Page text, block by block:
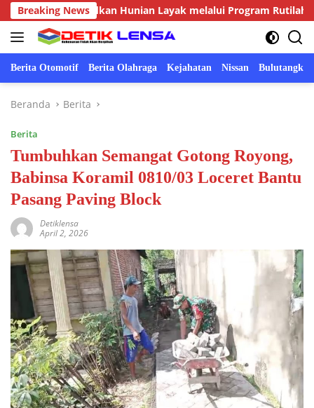
Langsung
ke
konten
Breaking News
Wujudkan Hunian Layak melalui Program Rutilahu
Berita Otomotif Berita Olahraga Kejahatan Nissan Bulutangkis
Beranda Berita
Berita
Tumbuhkan Semangat Gotong Royong,
Babinsa Koramil 0810/03 Loceret Bantu
Pasang Paving Block
Detiklensa
April 2, 2026